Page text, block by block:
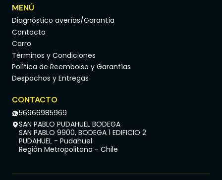
MENÚ
Diagnóstico averías/Garantía
Contacto
Carro
Términos y Condiciones
Política de Reembolso y Garantías
Despachos y Entregas
CONTACTO
56966985969
SAN PABLO PUDAHUEL BODEGA
SAN PABLO 9900, BODEGA 1 EDIFICIO 2
PUDAHUEL - Pudahuel
Región Metropolitana - Chile